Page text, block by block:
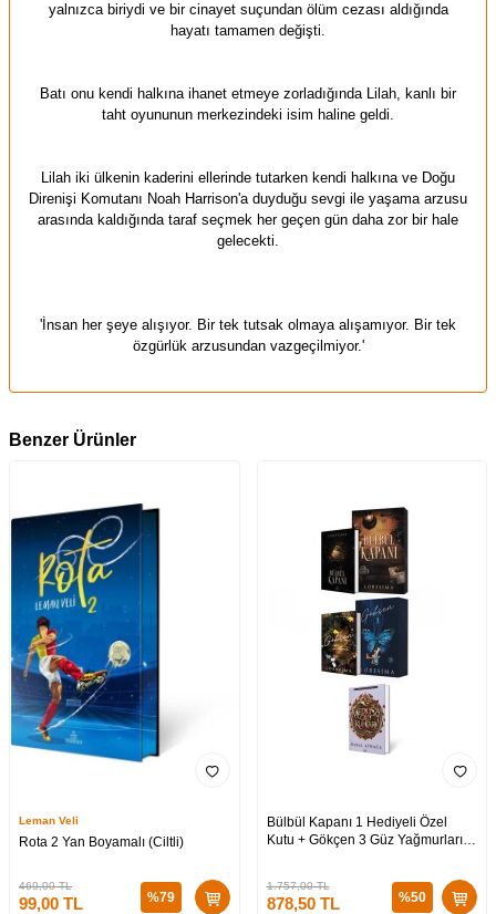
yalnızca biriydi ve bir cinayet suçundan ölüm cezası aldığında
hayatı tamamen değişti.
Batı onu kendi halkına ihanet etmeye zorladığında Lilah, kanlı bir
taht oyununun merkezindeki isim haline geldi.
Lilah iki ülkenin kaderini ellerinde tutarken kendi halkına ve Doğu
Direnişi Komutanı Noah Harrison'a duyduğu sevgi ile yaşama arzusu
arasında kaldığında taraf seçmek her geçen gün daha zor bir hale
gelecekti.
'İnsan her şeye alışıyor. Bir tek tutsak olmaya alışamıyor. Bir tek
özgürlük arzusundan vazgeçilmiyor.'
Benzer Ürünler
Leman Veli
Rota 2 Yan Boyamalı (Ciltli)
469,00TL
99,00 TL %79
Bülbül Kapanı 1 Hediyeli Özel
Kutu + Gökçen 3 Güz Yağmurları
1.757,00TL
878,50TL %50